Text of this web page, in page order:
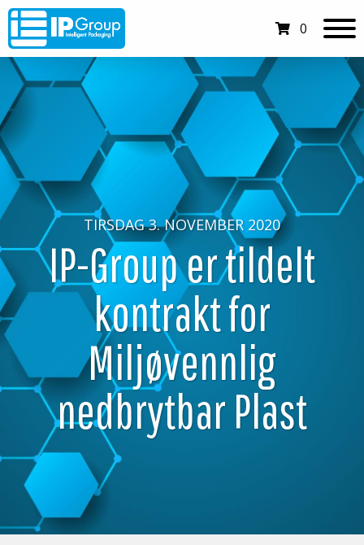
0
TIRSDAG 3. NOVEMBER 2020
IP-Group er tildelt
kontrakt for
Miljøvennlig
nedbrytbar Plast